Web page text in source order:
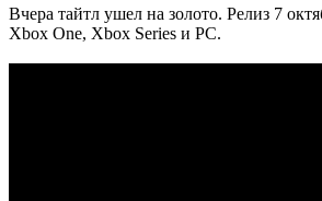
Вчера тайтл ушел на золото. Релиз 7
Xbox One, Xbox Series и PC.